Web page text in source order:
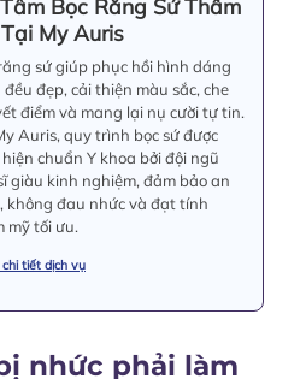
Bọc Răng Sứ Thẩm
My Auris
sứ giúp phục hồi hình dáng
đều đẹp, cải thiện màu sắc, che
điểm và mang lại nụ cười tự tin.
Auris, quy trình bọc sứ được
chuẩn Y khoa bởi đội ngũ
giàu kinh nghiệm, đảm bảo an
không đau nhức và đạt tính
mỹ tối ưu.
chi tiết dịch vụ
nhức phải làm